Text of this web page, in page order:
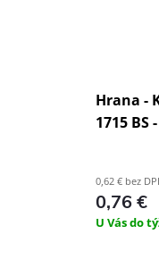
Hrana -
1715 BS
0,62 € bez
0,76 €
U Vás do